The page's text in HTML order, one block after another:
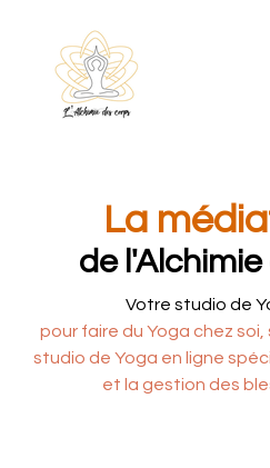
La
de
Votre studio de
pour faire du Yoga chez
studio de Yoga en ligne
et la gestion des